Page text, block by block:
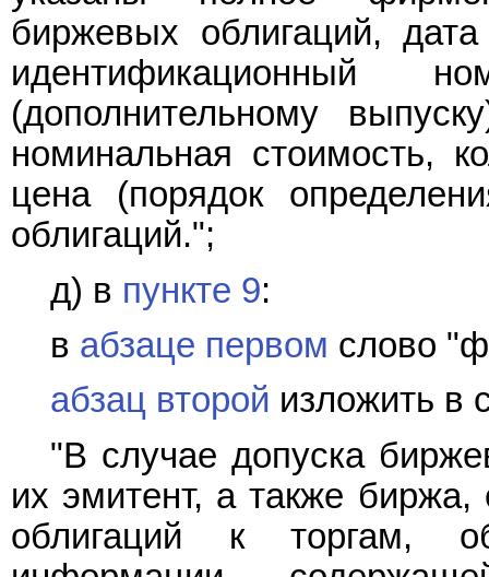
биржевых облигаций,
идентификационный
(дополнительному
номинальная стоимость,
цена (порядок
облигаций.";
д) в пункте 9:
в абзаце первом слово
абзац второй изложить в
"В случае допуска
их эмитент, а также
облигаций к торгам,